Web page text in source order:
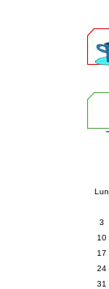
Lun
3
10
17
24
31